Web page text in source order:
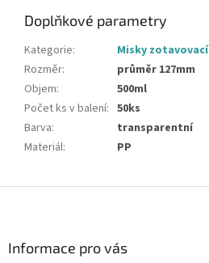
Doplňkové parametry
Kategorie:
Misky zotavovací
Rozměr:
průměr 127mm
Objem:
500ml
Počet ks v balení: 50ks
Barva:
transparentní
Materiál: PP
Informace pro vás